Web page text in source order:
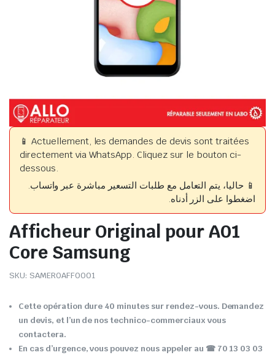
📱 Actuellement, les demandes de devis sont traitées
directement via WhatsApp. Cliquez sur le bouton ci-
dessous.
📱 حاليا، يتم التعامل مع طلبات التسعير مباشرة عبر واتساب.
اضغطوا على الزر أدناه.
Afficheur Original pour A01
Core Samsung
SKU: SAMEROAFF0001
Cette opération dure 40 minutes sur rendez-vous. Demandez
un devis, et l’un de nos technico-commerciaux vous
contactera.
En cas d’urgence, vous pouvez nous appeler au ☎ 70 13 03 03